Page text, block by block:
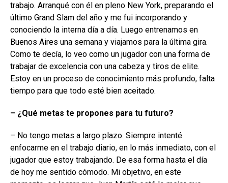
trabajo. Arranqué con él en pleno New York, preparando el
último Grand Slam del año y me fui incorporando y
conociendo la interna día a día. Luego entrenamos en
Buenos Aires una semana y viajamos para la última gira.
Como te decía, lo veo como un jugador con una forma de
trabajar de excelencia con una cabeza y tiros de elite.
Estoy en un proceso de conocimiento más profundo, falta
tiempo para que todo esté bien aceitado.
– ¿Qué metas te propones para tu futuro?
– No tengo metas a largo plazo. Siempre intenté
enfocarme en el trabajo diario, en lo más inmediato, con el
jugador que estoy trabajando. De esa forma hasta el día
de hoy me sentido cómodo. Mi objetivo, en este